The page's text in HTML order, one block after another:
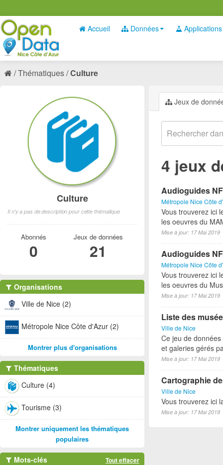
Accueil Données Applications
Thématiques Culture
Jeux de
4 jeux
Audioguides
Métropole Nice Côte
Vous trouverez ici
les oeuvres du
Mise à jour: 17 Mai 2019
Audioguides
Métropole Nice Côte
Vous trouverez ici
les oeuvres du
Mise à jour: 17 Mai 2019
Liste des
Ville de Nice
Ce jeu de
et galeries gérés
Mise à jour: 17 Mai 2019
Cartographie
Ville de Nice
Vous trouverez ici
Mise à jour: 17 Mai 2019
Culture
Il n'y a pas de description pour cette thématique
Abonnés
0
Jeux de données
21
Organisations
Ville de Nice (2)
Métropole Nice Côte d'Azur (2)
Montrer plus d'organisations
Thématiques
Culture (4)
Tourisme (3)
Montrer uniquement les thématiques
populaires
Mots-clés Tout effacer